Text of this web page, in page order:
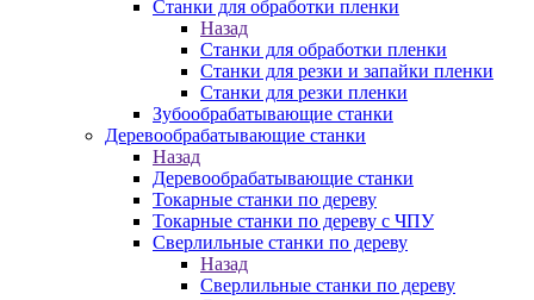
Станки для обработки пленки
Назад
Станки для обработки пленки
Станки для резки и запайки пленки
Станки для резки пленки
Зубообрабатывающие станки
Деревообрабатывающие станки
Назад
Деревообрабатывающие станки
Токарные станки по дереву
Токарные станки по дереву с ЧПУ
Сверлильные станки по дереву
Назад
Сверлильные станки по дереву